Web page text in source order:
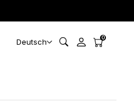
Deutsch 0